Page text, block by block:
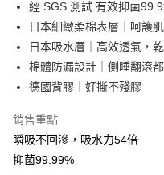
Apple Pay
街口支付
悠遊付
【關於「AFTEE先享後付」】
經 SGS 測試 有效抑菌
日本細緻柔棉表層｜呵護
日本吸水層｜高效透氣，
棉體防漏設計｜側睡翻滾
德國背膠｜好撕不殘膠
銷售重點
瞬吸不回滲，吸水力54倍
抑菌99.99%